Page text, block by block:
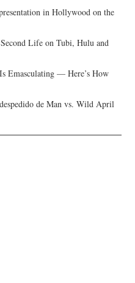
in Hollywood on the
Life on Tubi, Hulu and
Emasculating — Here’s How
de Man vs. Wild April